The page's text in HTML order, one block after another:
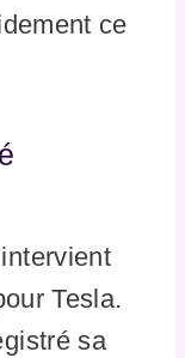
ce
Tesla.
sa